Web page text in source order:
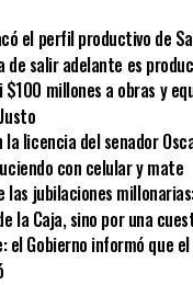
el perfil productivo de
de salir adelante es
$100 millones a obras y
la licencia del senador
con celular y mate
las jubilaciones
la Caja, sino por una
el Gobierno informó que